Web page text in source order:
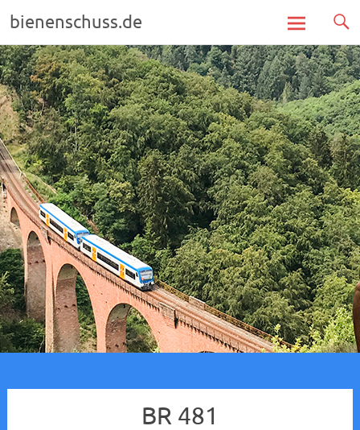
bienenschuss.de
Zum
Inhalt
springen
BR 481